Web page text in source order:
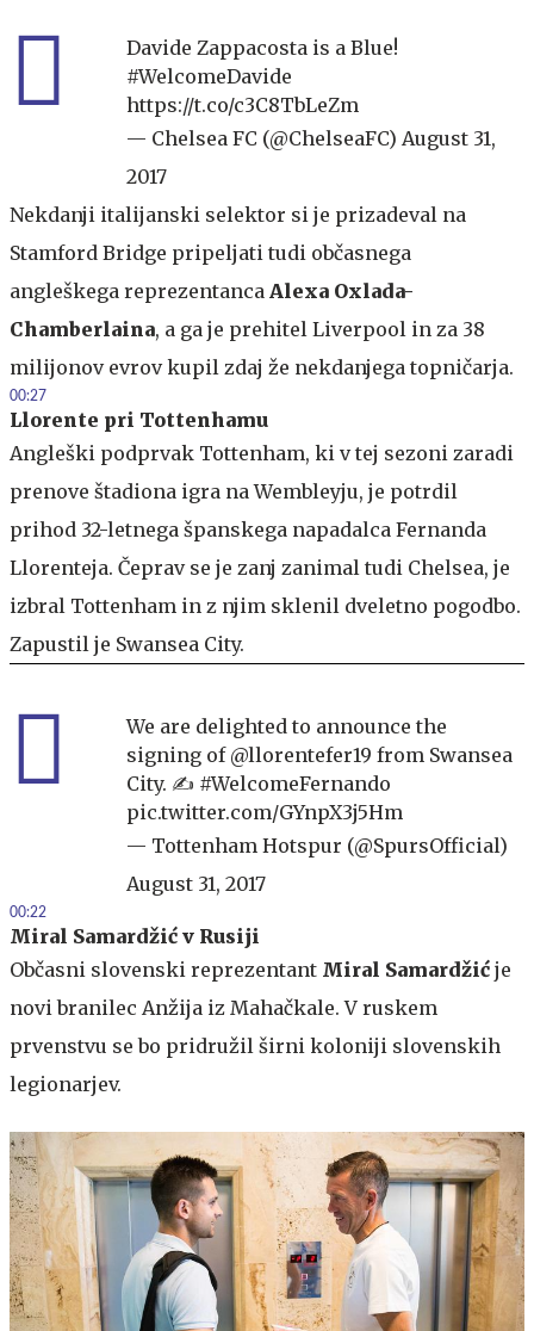
Davide Zappacosta is a Blue!
#WelcomeDavide
https://t.co/c3C8TbLeZm
— Chelsea FC (@ChelseaFC) August 31,
2017
Nekdanji italijanski selektor si je prizadeval na
Stamford Bridge pripeljati tudi občasnega
angleškega reprezentanca Alexa Oxlada-
Chamberlaina, a ga je prehitel Liverpool in za 38
milijonov evrov kupil zdaj že nekdanjega topničarja.
00:27
Llorente pri Tottenhamu
Angleški podprvak Tottenham, ki v tej sezoni zaradi
prenove štadiona igra na Wembleyju, je potrdil
prihod 32-letnega španskega napadalca Fernanda
Llorenteja. Čeprav se je zanj zanimal tudi Chelsea, je
izbral Tottenham in z njim sklenil dveletno pogodbo.
Zapustil je Swansea City.
We are delighted to announce the
signing of @llorentefer19 from Swansea
City. ✍️ #WelcomeFernando
pic.twitter.com/GYnpX3j5Hm
— Tottenham Hotspur (@SpursOfficial)
August 31, 2017
00:22
Miral Samardžić v Rusiji
Občasni slovenski reprezentant Miral Samardžić je
novi branilec Anžija iz Mahačkale. V ruskem
prvenstvu se bo pridružil širni koloniji slovenskih
legionarjev.